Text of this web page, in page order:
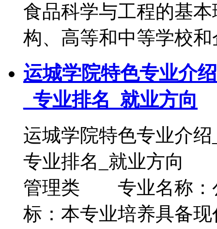
食品科学与工程的基
构、高等和中等学校
运城学院特色专业介
_专业排名_就业方向
运城学院特色专业介
专业排名_就业方
管理类 专业名称：
标：本专业培养具备